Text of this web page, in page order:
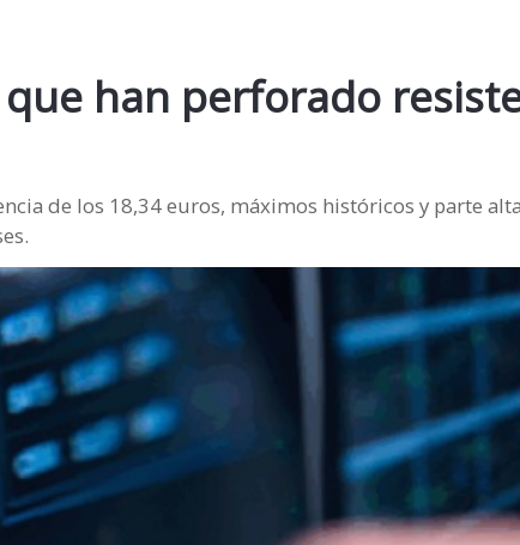
que han perforado
de los 18,34 euros, máximos históricos y parte